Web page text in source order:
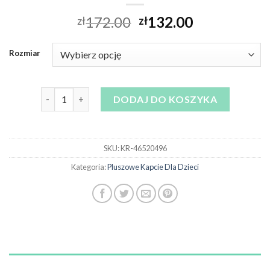
zł172.00 zł132.00
Rozmiar
DODAJ DO KOSZYKA
SKU:KR-46520496
Kategoria:Pluszowe Kapcie Dla Dzieci